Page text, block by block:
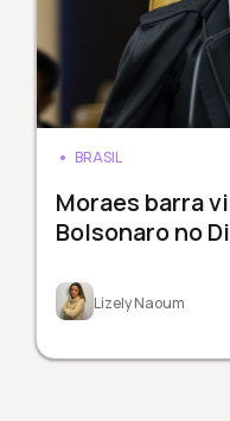
BRASIL
Moraes barra
Bolsonaro no
Lizely Naoum